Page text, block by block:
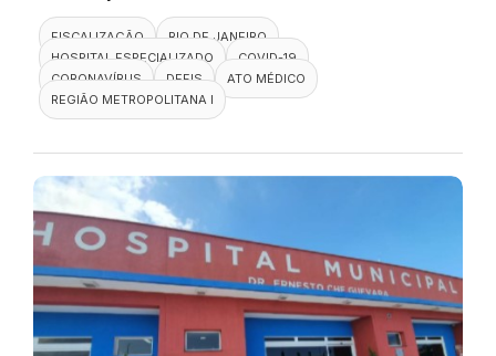
FISCALIZAÇÃO
RIO DE JANEIRO
HOSPITAL ESPECIALIZADO
COVID-19
CORONAVÍRUS
DEFIS
ATO MÉDICO
REGIÃO METROPOLITANA I